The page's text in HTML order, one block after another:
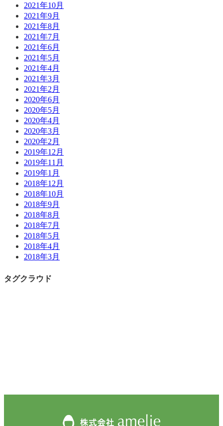
2021年10月
2021年9月
2021年8月
2021年7月
2021年6月
2021年5月
2021年4月
2021年3月
2021年2月
2020年6月
2020年5月
2020年4月
2020年3月
2020年2月
2019年12月
2019年11月
2019年1月
2018年12月
2018年10月
2018年9月
2018年8月
2018年7月
2018年5月
2018年4月
2018年3月
タグクラウド